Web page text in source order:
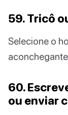
59. Tricô
Selecione o
60.
ou enviar